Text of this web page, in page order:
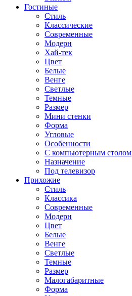
Гостиные
Стиль
Классические
Современные
Модерн
Хай-тек
Цвет
Белые
Венге
Светлые
Темные
Размер
Мини стенки
Форма
Угловые
Особенности
С компьютерным столом
Назначение
Под телевизор
Прихожие
Стиль
Классика
Современные
Модерн
Цвет
Белые
Венге
Светлые
Темные
Размер
Малогабаритные
Форма